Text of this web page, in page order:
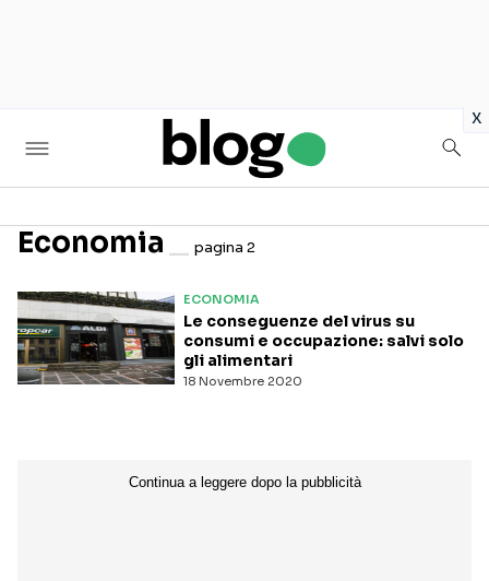
x
Economia pagina 2
ECONOMIA
18 Novembre 2020
Le conseguenze del virus su
consumi e occupazione: salvi solo
gli alimentari